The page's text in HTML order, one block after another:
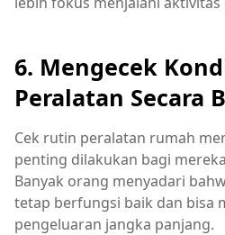
6. Mengecek
Peralatan Secara
Cek rutin peralatan rumah
penting dilakukan bagi
Banyak orang menyadari
tetap berfungsi baik dan bisa
pengeluaran jangka panjang.